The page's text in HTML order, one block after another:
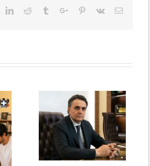
LinkedinReddit TumblrGoogle+Pinterest
Vk Email